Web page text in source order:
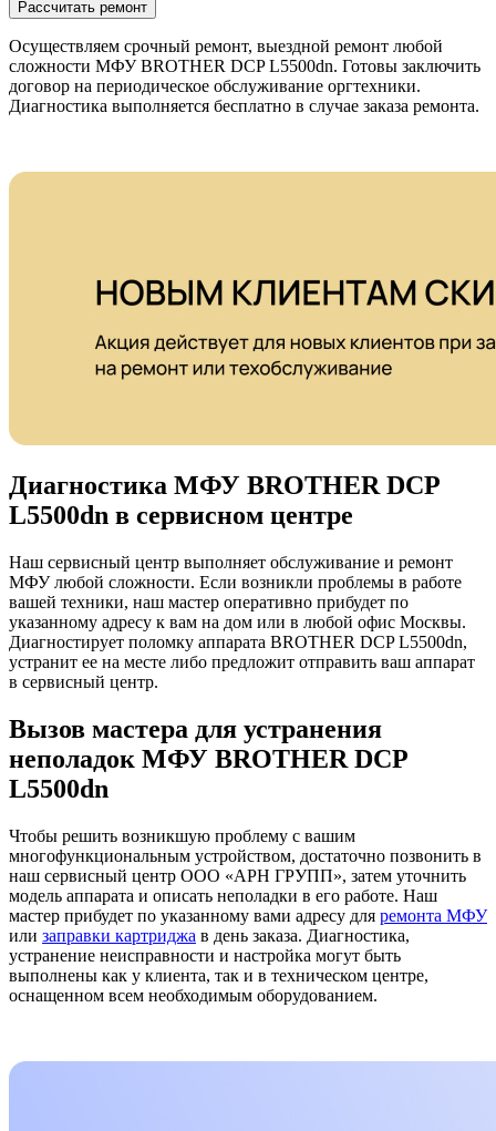
Рассчитать ремонт
Осуществляем срочный ремонт, выездной ремонт любой
сложности МФУ BROTHER DCP L5500dn. Готовы заключить
договор на периодическое обслуживание оргтехники.
Диагностика выполняется бесплатно в случае заказа ремонта.
Диагностика МФУ BROTHER DCP
L5500dn в сервисном центре
Наш сервисный центр выполняет обслуживание и ремонт
МФУ любой сложности. Если возникли проблемы в работе
вашей техники, наш мастер оперативно прибудет по
указанному адресу к вам на дом или в любой офис Москвы.
Диагностирует поломку аппарата BROTHER DCP L5500dn,
устранит ее на месте либо предложит отправить ваш аппарат
в сервисный центр.
Вызов мастера для устранения
неполадок МФУ BROTHER DCP
L5500dn
Чтобы решить возникшую проблему с вашим
многофункциональным устройством, достаточно позвонить в
наш сервисный центр ООО «АРН ГРУПП», затем уточнить
модель аппарата и описать неполадки в его работе. Наш
мастер прибудет по указанному вами адресу для ремонта МФУ
или заправки картриджа в день заказа. Диагностика,
устранение неисправности и настройка могут быть
выполнены как у клиента, так и в техническом центре,
оснащенном всем необходимым оборудованием.